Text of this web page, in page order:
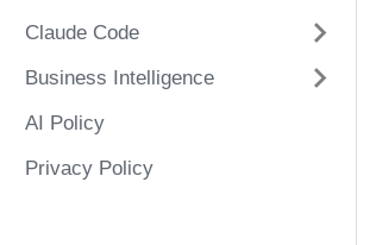
Claude Code
Business Intelligence
AI Policy
Privacy Policy